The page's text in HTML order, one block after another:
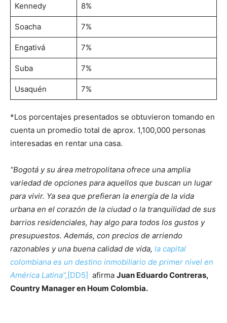
Kennedy 8%
Soacha 7%
Engativá 7%
Suba 7%
Usaquén 7%
*Los porcentajes presentados se obtuvieron tomando en
cuenta un promedio total de aprox. 1,100,000 personas
interesadas en rentar una casa.
“Bogotá y su área metropolitana ofrece una amplia
variedad de opciones para aquellos que buscan un lugar
para vivir. Ya sea que prefieran la energía de la vida
urbana en el corazón de la ciudad o la tranquilidad de sus
barrios residenciales, hay algo para todos los gustos y
presupuestos. Además, con precios de arriendo
razonables y una buena calidad de vida, la capital
colombiana es un destino inmobiliario de primer nivel en
América Latina”,[DD5] afirma Juan Eduardo Contreras,
Country Manager en Houm Colombia.